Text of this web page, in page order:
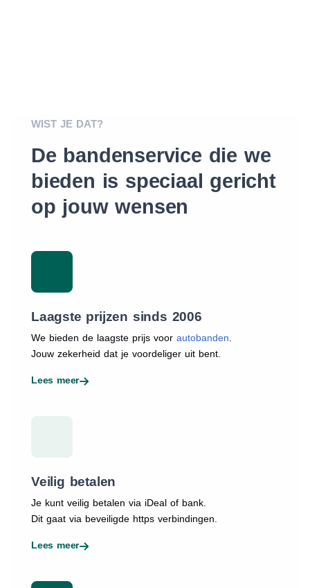
WIST JE DAT?
De bandenservice die we
bieden is speciaal gericht
op jouw wensen
Laagste prijzen sinds 2006
We bieden de laagste prijs voor autobanden
Jouw zekerheid dat je voordeliger uit bent.
Lees meer
Veilig betalen
Je kunt veilig betalen via iDeal of bank.
Dit gaat via beveiligde https verbindingen.
Lees meer